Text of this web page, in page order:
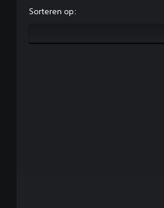
Sorteren op: